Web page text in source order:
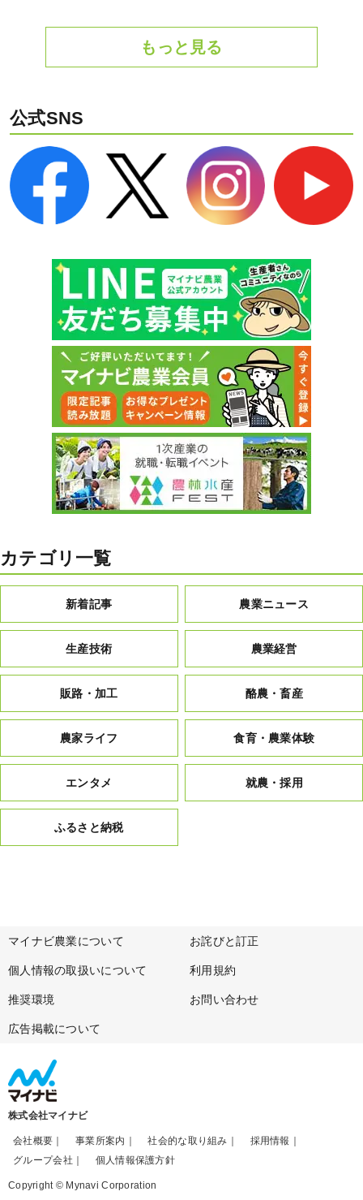
もっと見る
公式SNS
カテゴリ一覧
新着記事 農業ニュース
生産技術 農業経営
販路・加工 酪農・畜産
農家ライフ 食育・農業体験
エンタメ 就農・採用
ふるさと納税
マイナビ農業について お詫びと訂正
個人情報の取扱いについて 利用規約
推奨環境 お問い合わせ
広告掲載について
株式会社マイナビ
会社概要 事業所案内 社会的な取り組み
採用情報
グループ会社
個人情報保護方針
Copyright © Mynavi Corporation